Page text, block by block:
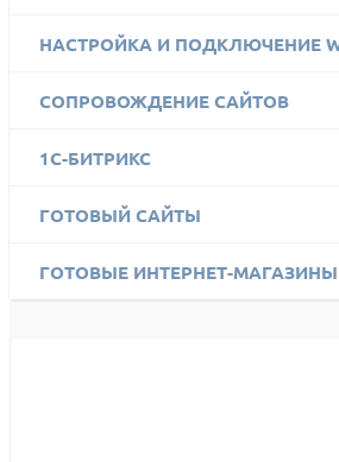
НАСТРОЙКА И ПОДКЛЮЧЕНИЕ
СОПРОВОЖДЕНИЕ САЙТОВ
1C-БИТРИКС
ГОТОВЫЙ САЙТЫ
ГОТОВЫЕ ИНТЕРНЕТ-МАГАЗИНЫ